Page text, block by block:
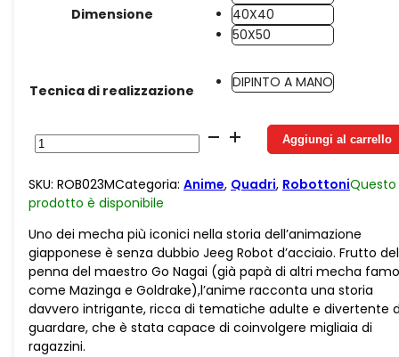
Dimensione
40X40
50X50
Tecnica di realizzazione DIPINTO A MANO
Jeeg
Juta
quantità
Aggiungi al carrello
SKU: ROB023MCategoria: Anime, Quadri, RobottoniQuesto
prodotto è disponibile
Uno dei mecha più iconici nella storia dell’animazione
giapponese è senza dubbio Jeeg Robot d’acciaio. Frutto
penna del maestro Go Nagai (già papà di altri mecha
come Mazinga e Goldrake),l’anime racconta una storia
davvero intrigante, ricca di tematiche adulte e divertente
guardare, che è stata capace di coinvolgere migliaia di
ragazzini.